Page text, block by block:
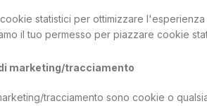
statistici per ottimizzare
il tuo permesso per piazzare cookie
marketing/tracciamento
tracciamento sono cookie o